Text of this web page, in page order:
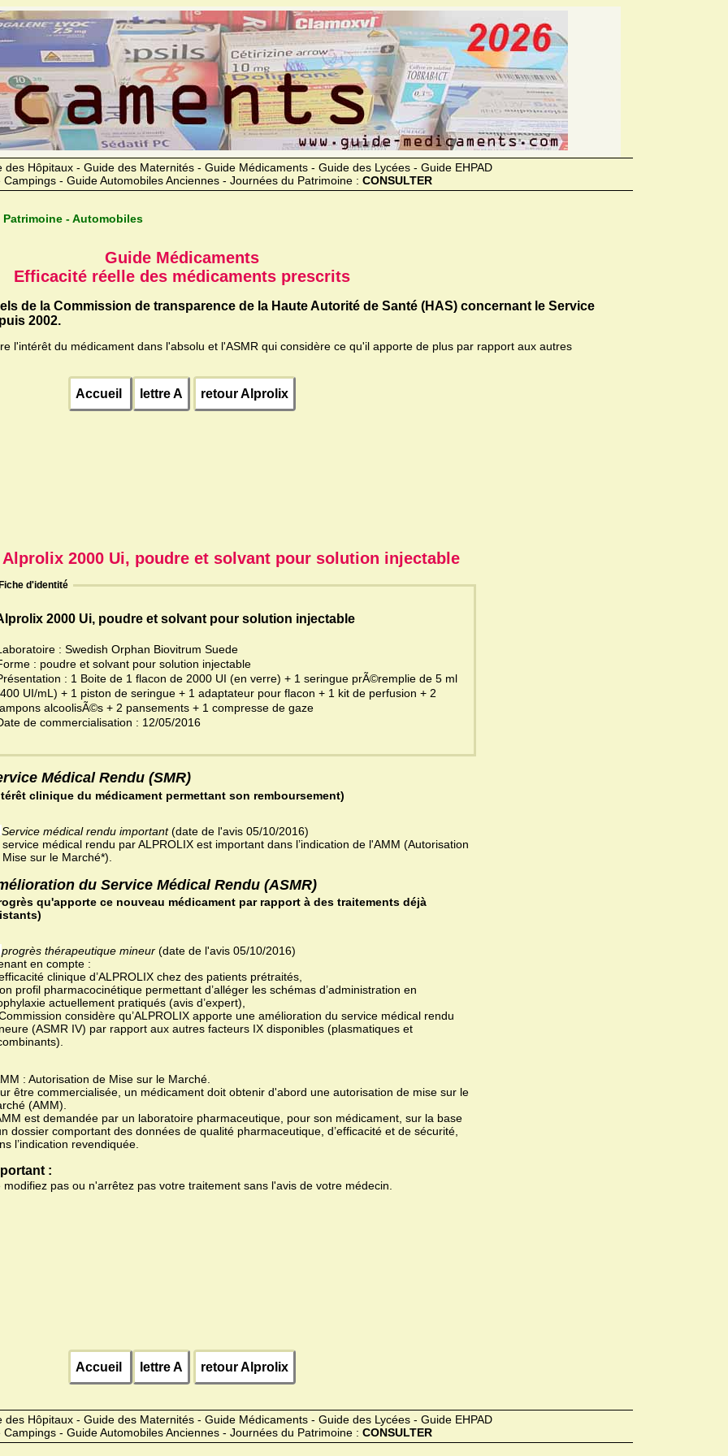
Hôpitaux - Guide des Maternités - Guide Médicaments - Guide des Lycées - Guide EHPAD
- Guide Automobiles Anciennes - Journées du Patrimoine : CONSULTER
Patrimoine - Automobiles
Guide Médicaments
Efficacité réelle des médicaments prescrits
de la Commission de transparence de la Haute Autorité de Santé (HAS) concernant le Service
2002.
l'intérêt du médicament dans l'absolu et l'ASMR qui considère ce qu'il apporte de plus par rapport aux autres
Accueil lettre A retour Alprolix
Alprolix 2000 Ui, poudre et solvant pour solution injectable
d'identité
2000 Ui, poudre et solvant pour solution injectable
: Swedish Orphan Biovitrum Suede
Forme : poudre et solvant pour solution injectable
: 1 Boite de 1 flacon de 2000 UI (en verre) + 1 seringue prÃ©remplie de 5 ml
UI/mL) + 1 piston de seringue + 1 adaptateur pour flacon + 1 kit de perfusion + 2
alcoolisÃ©s + 2 pansements + 1 compresse de gaze
de commercialisation : 12/05/2016
Médical Rendu (SMR)
clinique du médicament permettant son remboursement)
Service médical rendu important(date de l'avis 05/10/2016)
médical rendu par ALPROLIX est important dans l’indication de l'AMM (Autorisation
sur le Marché*).
du Service Médical Rendu (ASMR)
qu'apporte ce nouveau médicament par rapport à des traitements déjà
progrès thérapeutique mineur (date de l'avis 05/10/2016)
en compte :
clinique d’ALPROLIX chez des patients prétraités,
profil pharmacocinétique permettant d’alléger les schémas d’administration en
actuellement pratiqués (avis d’expert),
considère qu’ALPROLIX apporte une amélioration du service médical rendu
(ASMR IV) par rapport aux autres facteurs IX disponibles (plasmatiques et
: Autorisation de Mise sur le Marché.
être commercialisée, un médicament doit obtenir d'abord une autorisation de mise sur le
(AMM).
est demandée par un laboratoire pharmaceutique, pour son médicament, sur la base
dossier comportant des données de qualité pharmaceutique, d’efficacité et de sécurité,
l’indication revendiquée.
:
modifiez pas ou n'arrêtez pas votre traitement sans l'avis de votre médecin.
Accueil lettre A retour Alprolix
Hôpitaux - Guide des Maternités - Guide Médicaments - Guide des Lycées - Guide EHPAD
- Guide Automobiles Anciennes - Journées du Patrimoine : CONSULTER